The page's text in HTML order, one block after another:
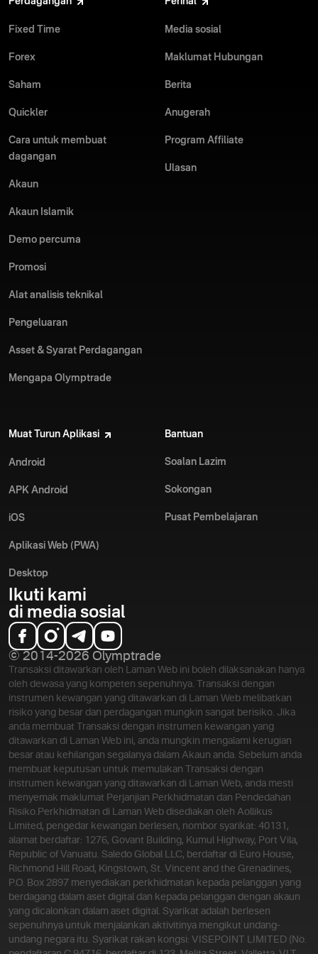
tersedia untuk deposit dan pengeluaran, mula berdagang tidak
Jutaan pedagang di seluruh dunia ternyata tidak tersilap. Mula
berdagang adalah mudah dengan salah satu broker perdagangan
dalam talian terbaik!
Fixed Time
Forex
Saham
Quickler
Cara untuk membuat
dagangan
Akaun
Akaun Islamik
Demo percuma
Promosi
Alat analisis teknikal
Pengeluaran
Asset & Syarat Perdagangan
Mengapa Olymptrade
Media sosial
Maklumat Hubungan
Berita
Anugerah
Program Affiliate
Ulasan
Muat Turun Aplikasi
Android
APK Android
iOS
Aplikasi Web (PWA)
Desktop
Bantuan
Soalan Lazim
Sokongan
Pusat Pembelajaran
Ikuti kami
di media sosial
© 2014-2026 Olymptrade
Transaksi ditawarkan oleh Laman Web ini boleh dilaksanakan hanya
oleh dewasa yang kompeten sepenuhnya. Transaksi dengan
instrumen kewangan yang ditawarkan di Laman Web melibatkan
risiko yang besar dan perdagangan mungkin sangat berisiko. Jika
anda membuat Transaksi dengan instrumen kewangan yang
ditawarkan di Laman Web ini, anda mungkin mengalami kerugian
besar atau kehilangan segalanya dalam Akaun anda. Sebelum anda
membuat keputusan untuk memulakan Transaksi dengan
instrumen kewangan yang ditawarkan di Laman Web, anda mesti
menyemak maklumat Perjanjian Perkhidmatan dan Pendedahan
Risiko. Perkhidmatan di Laman Web disediakan oleh Aollikus
Limited, pengedar kewangan berlesen, nombor syarikat: 40131,
alamat berdaftar: 1276, Govant Building, Kumul Highway, Port Vila,
Republic of Vanuatu. Saledo Global LLC, berdaftar di Euro House,
Richmond Hill Road, Kingstown, St. Vincent and the Grenadines,
P.O. Box 2897 menyediakan perkhidmatan kepada pelanggan yang
berdagang dalam aset digital dan kepada pelanggan dengan akaun
yang dicalonkan dalam aset digital. Syarikat adalah berlesen
sepenuhnya untuk menjalankan aktivitinya mengikut undang-
undang negara itu. Syarikat rakan kongsi: VISEPOINT LIMITED (No.